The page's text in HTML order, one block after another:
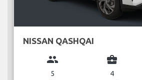
NISSAN QASHQAI
group
5
business_center
4